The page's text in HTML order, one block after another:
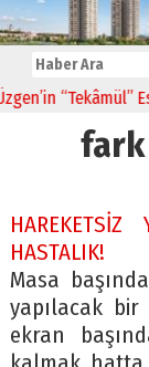
“Tekâmül”
HASTALIK!
Masa
yapılacak
ekran